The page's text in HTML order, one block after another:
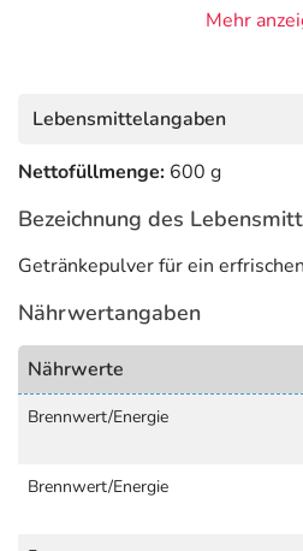
Mehr
Lebensmittelangaben
Nettofüllmenge: 600 g
Bezeichnung des
Getränkepulver für ein
Nährwertangaben
Nährwerte
Brennwert/Energie
Brennwert/Energie